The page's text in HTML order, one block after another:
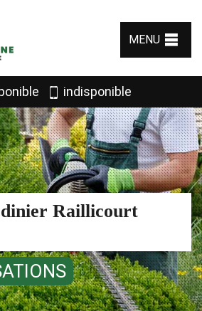
MENU
indisponible
Raillicourt